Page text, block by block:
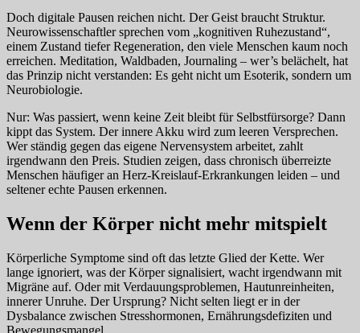
Doch digitale Pausen reichen nicht. Der Geist braucht Struktur.
Neurowissenschaftler sprechen vom „kognitiven Ruhezustand“,
einem Zustand tiefer Regeneration, den viele Menschen kaum noch
erreichen. Meditation, Waldbaden, Journaling – wer’s belächelt, hat
das Prinzip nicht verstanden: Es geht nicht um Esoterik, sondern um
Neurobiologie.
Nur: Was passiert, wenn keine Zeit bleibt für Selbstfürsorge? Dann
kippt das System. Der innere Akku wird zum leeren Versprechen.
Wer ständig gegen das eigene Nervensystem arbeitet, zahlt
irgendwann den Preis. Studien zeigen, dass chronisch überreizte
Menschen häufiger an Herz-Kreislauf-Erkrankungen leiden – und
seltener echte Pausen erkennen.
Wenn der Körper nicht mehr mitspielt
Körperliche Symptome sind oft das letzte Glied der Kette. Wer
lange ignoriert, was der Körper signalisiert, wacht irgendwann mit
Migräne auf. Oder mit Verdauungsproblemen, Hautunreinheiten,
innerer Unruhe. Der Ursprung? Nicht selten liegt er in der
Dysbalance zwischen Stresshormonen, Ernährungsdefiziten und
Bewegungsmangel.